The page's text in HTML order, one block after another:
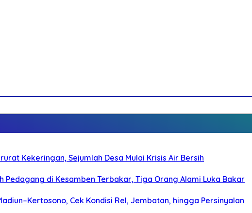
Kekeringan, Sejumlah Desa Mulai Krisis Air Bersih
Pedagang di Kesamben Terbakar, Tiga Orang Alami Luka Bakar
Cek Kondisi Rel, Jembatan, hingga Persinyalan